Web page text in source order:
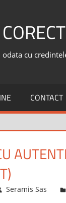
odata cu
CONTACT
Seramis Sas